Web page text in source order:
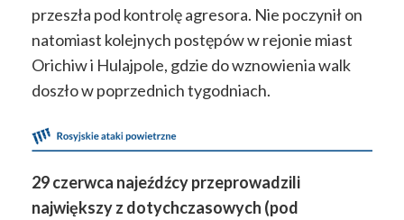
przeszła pod kontrolę agresora. Nie poczynił on
natomiast kolejnych postępów w rejonie miast
Orichiw i Hulajpole, gdzie do wznowienia walk
doszło w poprzednich tygodniach.
29 czerwca najeźdźcy przeprowadzili
największy z dotychczasowych (pod